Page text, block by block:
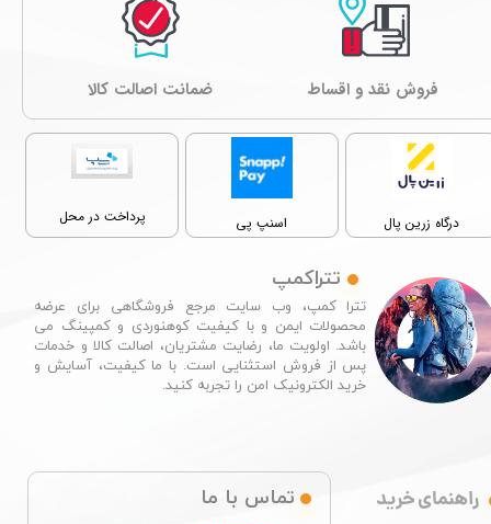
راهنمای خرید
درگاه زرین پال اسنپ پی پرداخت در محل
تترا کمپ، وب سایت مرجع فروشگاهی برای عرضه
محصولات ایمن و با کیفیت کوهنوردی و کمپینگ می
باشد. اولویت ما، رضایت مشتریان، اصالت کالا و خدمات
پس از فروش استثنایی است. با ما کیفیت، آسایش و
خرید الکترونیک امن را تجربه کنید.​​​​​​​
تتراکمپ
فروش نقد و اقساط ﺿﻤﺎﻧﺖ اصالت کالا
تماس با ما